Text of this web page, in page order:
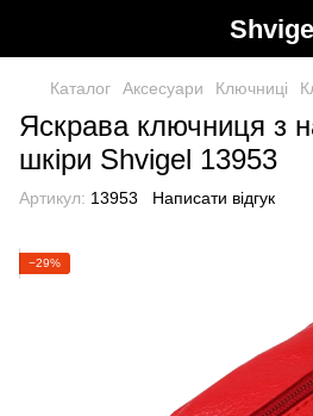
Каталог Аксесуари Ключниці
Яскрава ключниця з
шкіри Shvigel 13953
Артикул: 13953 Написати відгук
−29%